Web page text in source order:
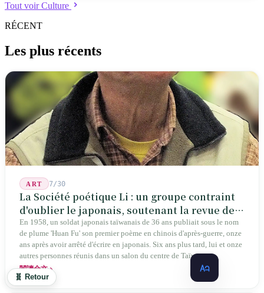
Tout voir Culture
RÉCENT
Les plus récents
ART 7/30
La Société poétique Li : un groupe contraint
d'oublier le japonais, soutenant la revue de
poésie chinoise la plus ancienne de Taïwan
En 1958, un soldat japonais taïwanais de 36 ans publiait sous le nom
de plume 'Huan Fu' son premier poème en chinois d'après-guerre, onze
ans après avoir arrêté d'écrire en japonais. Six ans plus tard, lui et onze
autres personnes réunis dans un salon du centre de Taïwan
transformaient cette expérience de mutisme générationnel en une
société poétique nommée 'Li' (le champignon comestible) — 60 ans de
閱讀全文
🧬 Retour